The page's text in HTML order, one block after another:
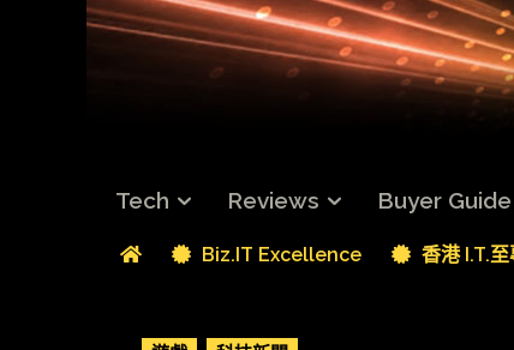
Tech Reviews Buyer Guide
Biz.IT Excellence 香港 I.T.